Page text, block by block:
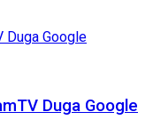
Duga Google